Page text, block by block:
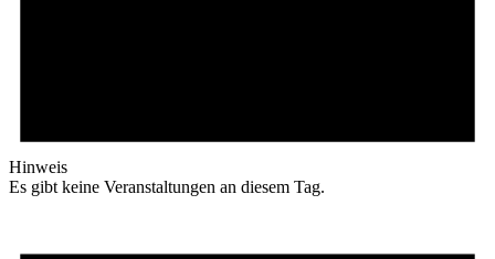
Hinweis
Es gibt keine Veranstaltungen an diesem Tag.